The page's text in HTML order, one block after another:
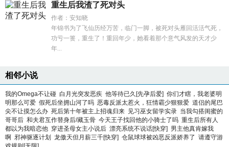
重生后我渣了死对头
作者：安知晓
年锦书为了飞仙历经万苦，临门一脚，被死对头雁回活活气死，
功亏一篑，重生了！重回年少，她看着那个意气风发的天才少
年...
相邻小说
我的Omega不让碰 白月光突发恶疾 他等待已久[先孕后爱] 你们才瞎，我老婆明
明那么可爱 假死后坐拥山河了吗 恶毒反派太惹火，狂情霸少狠狠爱 道侣的尾巴
尖不让摸怎么办 死后第十年被主上招魂归来 见习巫女留学实录 当我勾搭闺蜜的
哥哥后 和夫君互作替身后/藏玉骨 今天王子找回他的小骑士了吗 重生后所有人
都以为我暗恋他 穿进圣母女主小说后 漂亮系统不说话[快穿] 男主他真肯嫁我
啊 邪神驱逐计划 龙傲天但月薪三千[快穿] 仓鼠球球被凶恶反派娇养了 请遵守游